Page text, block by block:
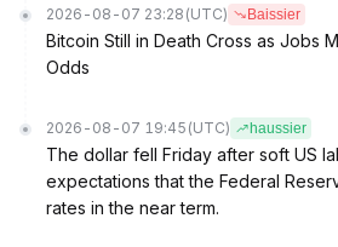
2026-08-07 23:28 (UTC) Baissier
Bitcoin Still in Death Cross as Jobs
Odds
2026-08-07 19:45 (UTC) haussier
The dollar fell Friday after soft US
expectations that the Federal
rates in the near term.